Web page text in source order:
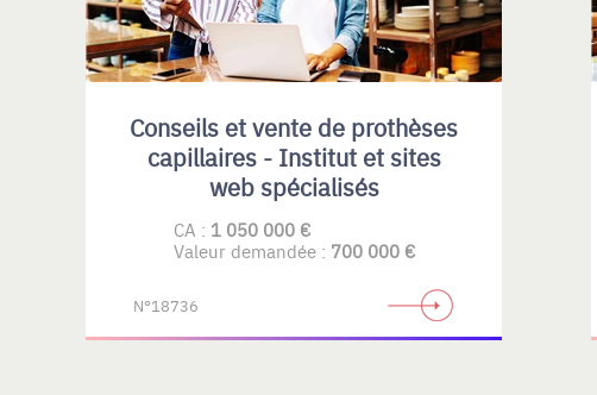
Conseils et vente de prothèses
capillaires - Institut et sites
web spécialisés
CA : 1 050 000 €
Valeur demandée : 700 000 €
N°18736